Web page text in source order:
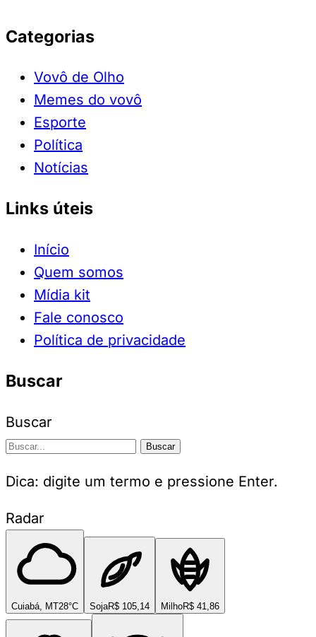
Categorias
Vovô de Olho
Memes do vovô
Esporte
Política
Notícias
Links úteis
Início
Quem somos
Mídia kit
Fale conosco
Política de privacidade
Buscar
Buscar
Buscar
Dica: digite um termo e pressione Enter.
Radar
Cuiabá, MT28°C SojaR$ 105,14 MilhoR$ 41,86